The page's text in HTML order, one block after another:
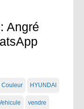
Angré
Couleur HYUNDAI
vendre